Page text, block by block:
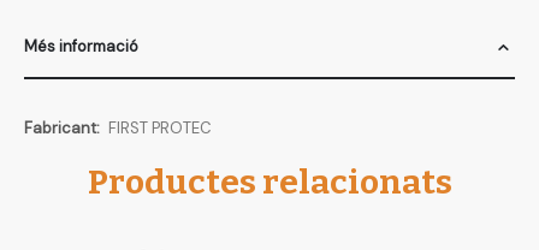
Més informació
Més
FIRST PROTEC
Productes relacionats